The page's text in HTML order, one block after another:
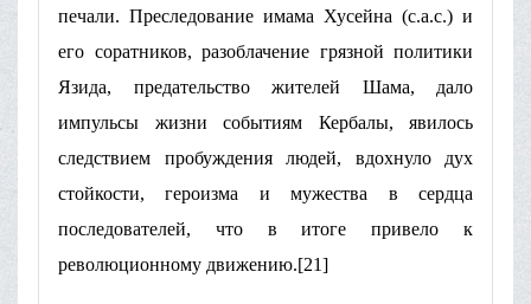
печали. Преследование имама Хусейна (с.а.с.) и
его соратников, разоблачение грязной политики
Язида, предательство жителей Шама, дало
импульсы жизни событиям Кербалы, явилось
следствием пробуждения людей, вдохнуло дух
стойкости, героизма и мужества в сердца
последователей, что в итоге привело к
революционному движению.[21]